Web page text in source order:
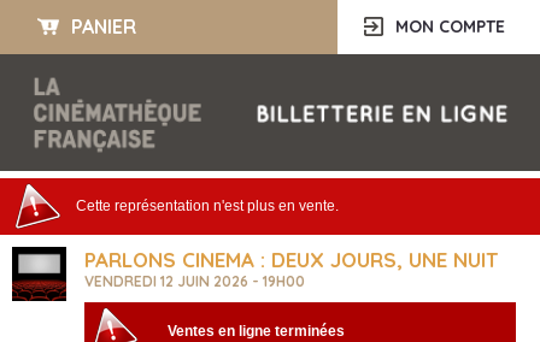
PANIER MON COMPTE
Cette représentation n'est plus en vente.
PARLONS CINEMA : DEUX JOURS, UNE NUIT
VENDREDI 12 JUIN 2026 - 19H00
Ventes en ligne terminées